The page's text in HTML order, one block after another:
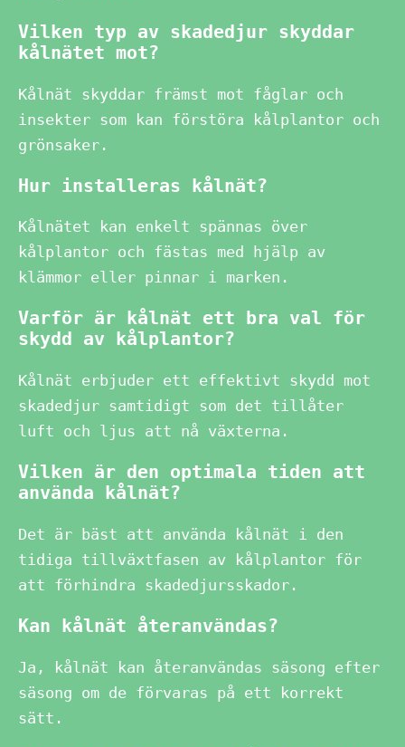
Vilken typ av skadedjur skyddar
kålnätet mot?
Kålnät skyddar främst mot fåglar och
insekter som kan förstöra kålplantor och
grönsaker.
Hur installeras kålnät?
Kålnätet kan enkelt spännas över
kålplantor och fästas med hjälp av
klämmor eller pinnar i marken.
Varför är kålnät ett bra val för
skydd av kålplantor?
Kålnät erbjuder ett effektivt skydd mot
skadedjur samtidigt som det tillåter
luft och ljus att nå växterna.
Vilken är den optimala tiden att
använda kålnät?
Det är bäst att använda kålnät i den
tidiga tillväxtfasen av kålplantor för
att förhindra skadedjursskador.
Kan kålnät återanvändas?
Ja, kålnät kan återanvändas säsong efter
säsong om de förvaras på ett korrekt
sätt.